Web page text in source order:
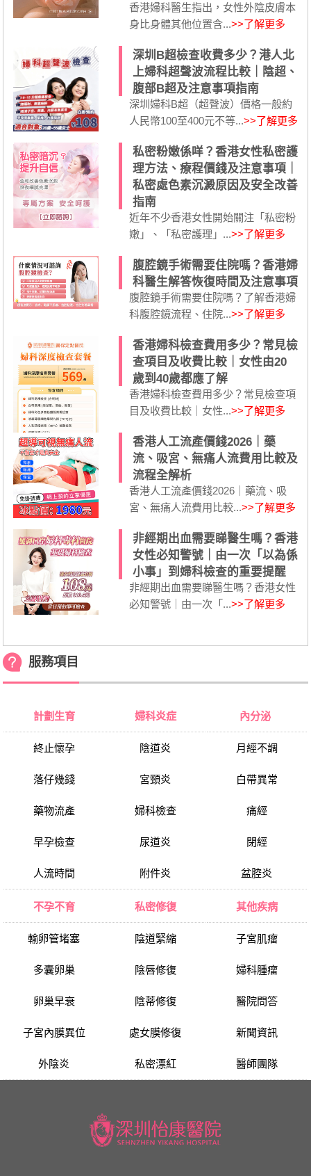
香港婦科醫生指出，女性外陰皮膚本
身比身體其他位置含...>>了解更多
深圳B超檢查收費多少？港人北
上婦科超聲波流程比較｜陰超、
腹部B超及注意事項指南
深圳婦科B超（超聲波）價格一般約
人民幣100至400元不等...>>了解更多
私密粉嫩係咩？香港女性私密護
理方法、療程價錢及注意事項｜
私密處色素沉澱原因及安全改善
指南
近年不少香港女性開始關注「私密粉
嫩」、「私密護理」...>>了解更多
腹腔鏡手術需要住院嗎？香港婦
科醫生解答恢復時間及注意事項
腹腔鏡手術需要住院嗎？了解香港婦
科腹腔鏡流程、住院...>>了解更多
香港婦科檢查費用多少？常見檢
查項目及收費比較｜女性由20
歲到40歲都應了解
香港婦科檢查費用多少？常見檢查項
目及收費比較｜女性...>>了解更多
香港人工流產價錢2026｜藥
流、吸宮、無痛人流費用比較及
流程全解析
香港人工流產價錢2026｜藥流、吸
宮、無痛人流費用比較...>>了解更多
非經期出血需要睇醫生嗎？香港
女性必知警號｜由一次「以為係
小事」到婦科檢查的重要提醒
非經期出血需要睇醫生嗎？香港女性
必知警號｜由一次「...>>了解更多
服務項目
計劃生育
終止懷孕
落仔幾錢
藥物流產
早孕檢查
人流時間
婦科炎症
陰道炎
宮頸炎
婦科檢查
尿道炎
附件炎
內分泌
月經不調
白帶異常
痛經
閉經
盆腔炎
不孕不育
輸卵管堵塞
多囊卵巢
卵巢早衰
子宮內膜異位
外陰炎
私密修復
陰道緊縮
陰唇修復
陰蒂修復
處女膜修復
私密漂紅
其他疾病
子宮肌瘤
婦科腫瘤
醫院問答
新聞資訊
醫師團隊